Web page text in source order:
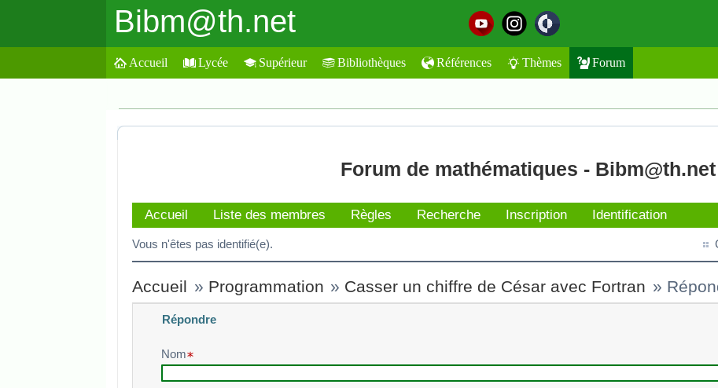
Bibm@th.net
Accueil Lycée Supérieur Bibliothèques Références Thèmes Forum
Forum de mathématiques - Bibm@th.net
Accueil Liste des membres Règles Recherche Inscription Identification
Vous n'êtes pas identifié(e).
Accueil » Programmation » Casser un chiffre de César avec Fortran »
Répondre
Veuillez composer votre message et l'envoyer
Nom